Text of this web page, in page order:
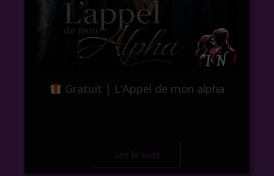
Gratuit | L’Appel de mon alpha
Lire la suite